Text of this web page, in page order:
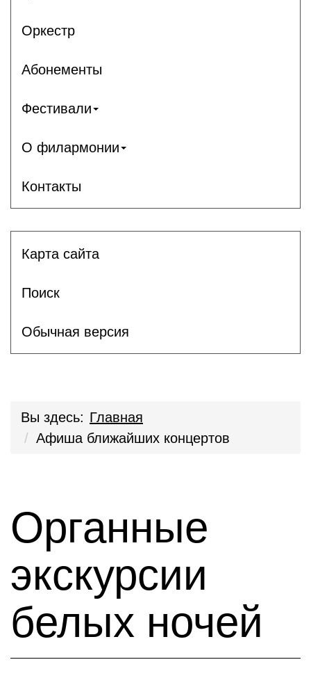
Оркестр
Абонементы
Фестивали
О филармонии
Контакты
Карта сайта
Поиск
Обычная версия
Вы здесь: Главная
Афиша ближайших концертов
Органные
экскурсии
белых ночей